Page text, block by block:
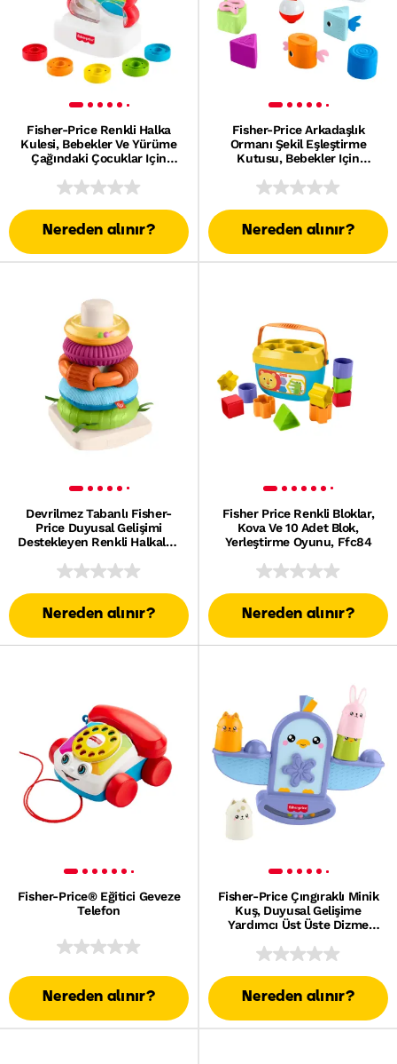
Fisher-Price Renkli Halka
Kulesi, Bebekler Ve Yürüme
Çağındaki Çocuklar Için
Halka
Nereden alınır?
Fisher-Price Arkadaşlık
Ormanı Şekil Eşleştirme
Kutusu, Bebekler Için
Tutma Ağı
Nereden alınır?
Devrilmez Tabanlı Fisher-
Price Duyusal Gelişimi
Destekleyen Renkli Halkalar,
Becerilerini Geliştiren
Nereden alınır?
Fisher Price Renkli Bloklar,
Kova Ve 10 Adet Blok,
Yerleştirme Oyunu, Ffc84
Nereden alınır?
Fisher-Price® Eğitici Geveze
Telefon
Nereden alınır?
Fisher-Price Çıngıraklı Minik
Kuş, Duyusal Gelişime
Yardımcı Üst Üste Dizme
Nereden alınır?